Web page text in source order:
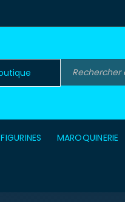
FIGURINES MAROQUINERIE